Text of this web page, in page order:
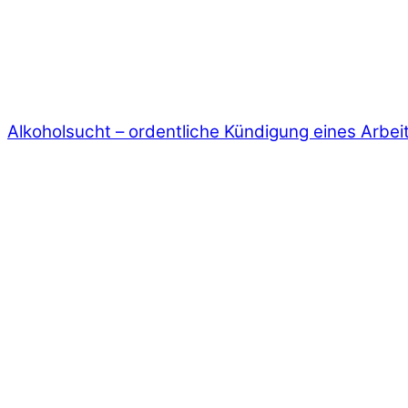
Alkoholsucht – ordentliche Kündigung eines